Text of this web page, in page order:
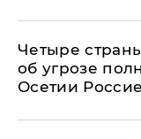
Четыре
об угрозе
Осетии